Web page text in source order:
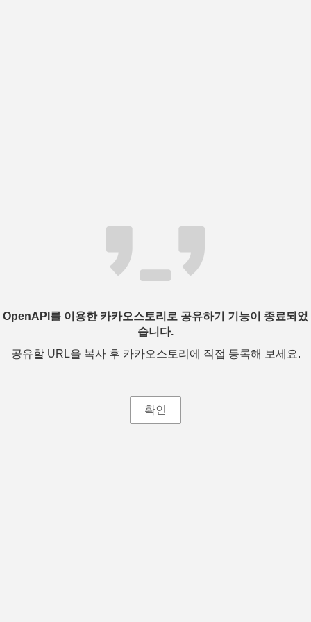
OpenAPI를 이용한 카카오스토리로 공유하기 기능이 종료되었
습니다.
공유할 URL을 복사 후 카카오스토리에 직접 등록해 보세요.
확인